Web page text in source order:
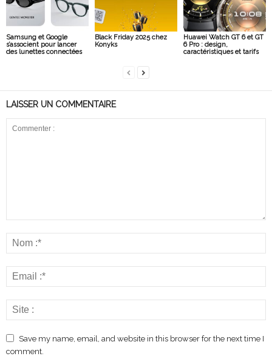
Samsung et Google
s’associent pour lancer
des lunettes connectées
Black Friday 2025 chez
Konyks
Huawei Watch GT 6 et GT
6 Pro : design,
caractéristiques et tarifs
LAISSER UN COMMENTAIRE
Save my name, email, and website in this browser for the next time I
comment.